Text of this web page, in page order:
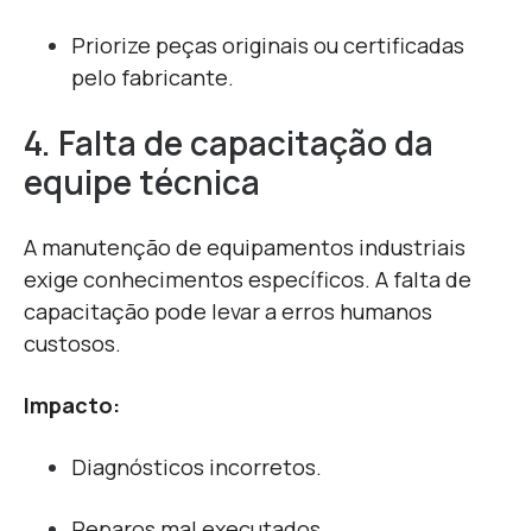
Priorize peças originais ou certificadas
pelo fabricante.
4. Falta de capacitação da
equipe técnica
A manutenção de equipamentos industriais
exige conhecimentos específicos. A falta de
capacitação pode levar a erros humanos
custosos.
Impacto:
Diagnósticos incorretos.